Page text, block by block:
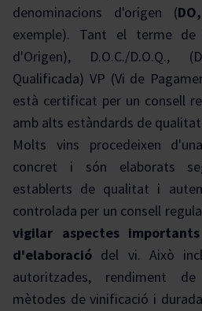
denominacions d'origen (
exemple). Tant el terme de
d'Origen), D.O.C./D.O.Q.,
Qualificada) VP (Vi de
està certificat per un consell
amb alts estàndards de
Molts vins procedeixen
concret i són elaborats
establerts de qualitat i
controlada per un consell
vigilar aspectes
d'elaboració del vi. Això
autoritzades, rendiment
mètodes de vinificació i